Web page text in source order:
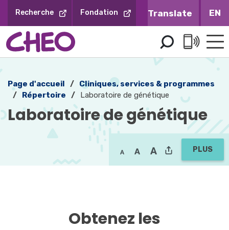
contenu
Recherche Fondation EN
PLUS
Page d'accueil
Cliniques, services & programmes
Répertoire
Laboratoire de génétique
Laboratoire de génétique
Obtenez les